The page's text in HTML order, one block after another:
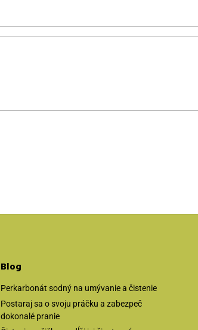
Blog
Perkarbonát sodný na umývanie a čistenie
Postaraj sa o svoju práčku a zabezpeč
dokonalé pranie